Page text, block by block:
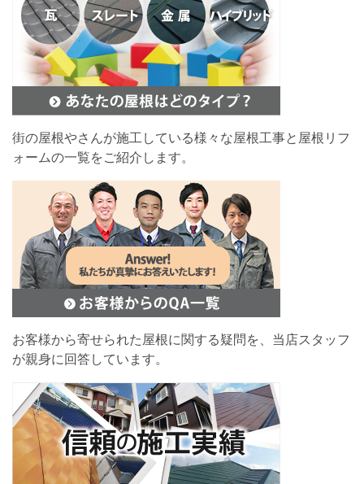
街の屋根やさんが施工している様々な屋根工事と屋根リフ
ォームの一覧をご紹介します。
お客様から寄せられた屋根に関する疑問を、当店スタッフ
が親身に回答しています。